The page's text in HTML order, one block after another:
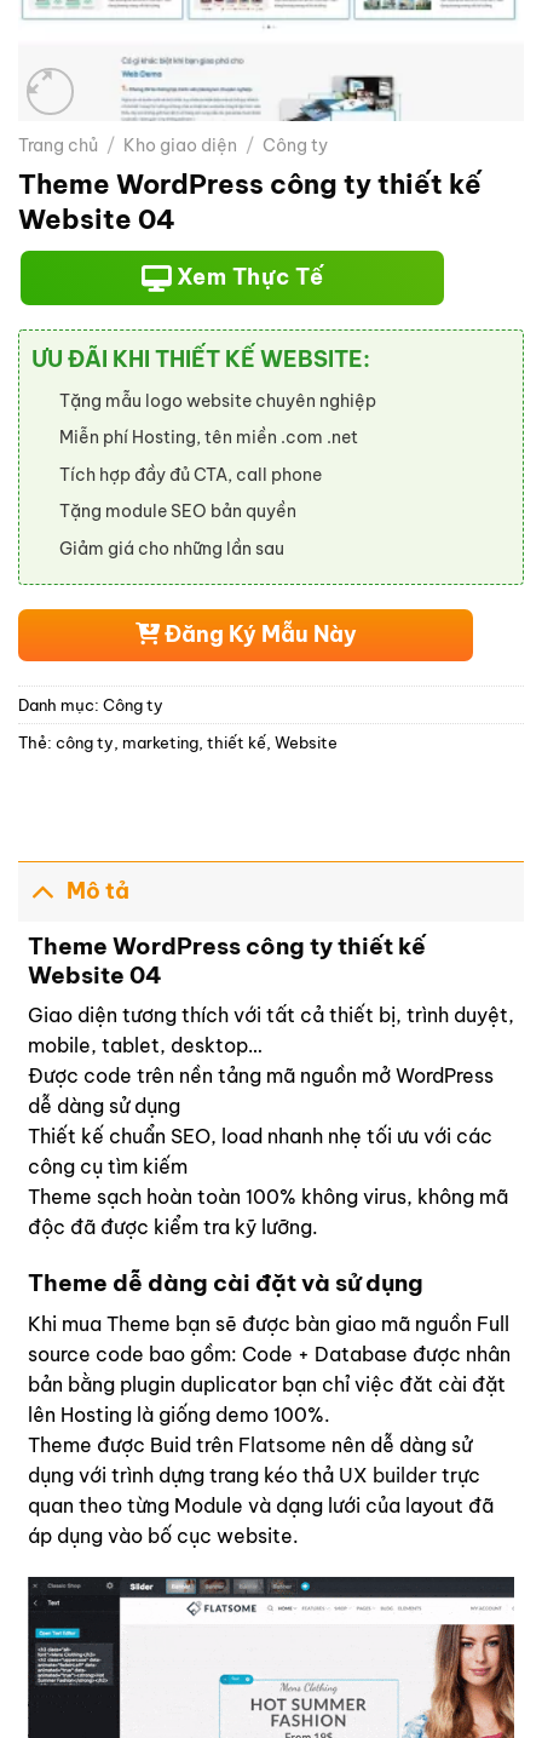
Trang chủ / Kho giao diện / Công ty
Theme WordPress công ty thiết kế
Website 04
Xem Thực Tế
ƯU ĐÃI KHI THIẾT KẾ WEBSITE:
Tặng mẫu logo website chuyên nghiệp
Miễn phí Hosting, tên miền .com .net
Tích hợp đầy đủ CTA, call phone
Tặng module SEO bản quyền
Giảm giá cho những lần sau
Đăng Ký Mẫu Này
Danh mục: Công ty
Thẻ: công ty marketing thiết kế Website
Mô tả
Theme WordPress công ty thiết kế
Website 04
Giao diện tương thích với tất cả thiết bị, trình duyệt,
mobile, tablet, desktop…
Được code trên nền tảng mã nguồn mở WordPress
dễ dàng sử dụng
Thiết kế chuẩn SEO, load nhanh nhẹ tối ưu với các
công cụ tìm kiếm
Theme sạch hoàn toàn 100% không virus, không mã
độc đã được kiểm tra kỹ lưỡng.
Theme dễ dàng cài đặt và sử dụng
Khi mua Theme bạn sẽ được bàn giao mã nguồn Full
source code bao gồm: Code + Database được nhân
bản bằng plugin duplicator bạn chỉ việc đăt cài đặt
lên Hosting là giống demo 100%.
Theme được Buid trên Flatsome nên dễ dàng sử
dụng với trình dựng trang kéo thả UX builder trực
quan theo từng Module và dạng lưới của layout đã
áp dụng vào bố cục website.